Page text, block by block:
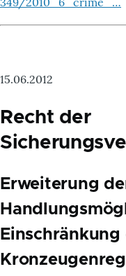
15.06.2012
Recht der
Erweiterung
Einschränkung